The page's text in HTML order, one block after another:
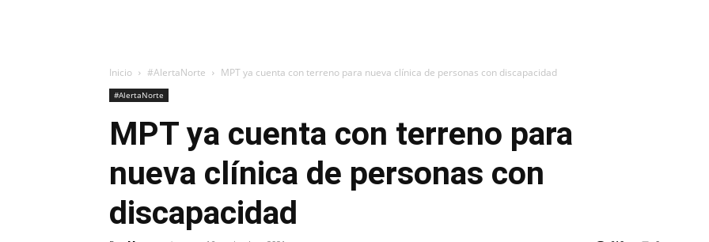
Inicio #AlertaNorte MPT ya cuenta con terreno para nueva clínica de personas con discapacidad
#AlertaNorte
MPT ya cuenta con terreno para
nueva clínica de personas con
discapacidad